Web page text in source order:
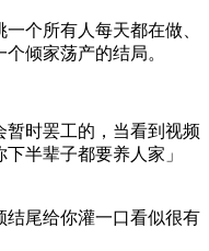
个所有人每天都在做、
倾家荡产的结局。
暂时罢工的，当看到视频
半辈子都要养人家」
结尾给你灌一口看似很有